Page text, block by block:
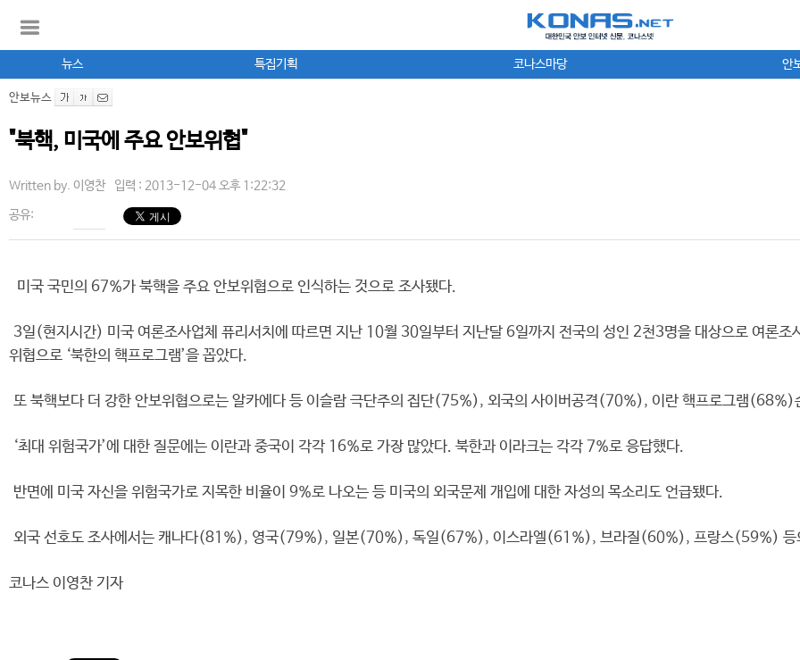
뉴스 특집기획 코나스마당 안
안보뉴스
"북핵, 미국에 주요 안보위협"
Written by. 이영찬 입력 : 2013-12-04 오후 1:22:32
공유:
미국 국민의 67%가 북핵을 주요 안보위협으로 인식하는 것으로 조사됐다.
3일(현지시간) 미국 여론조사업체 퓨리서치에 따르면 지난 10월 30일부터 지난달 6일까지 전국의 성인 2천3명을 대상으로 여론
위협으로 ‘북한의 핵프로그램’을 꼽았다.
또 북핵보다 더 강한 안보위협으로는 알카에다 등 이슬람 극단주의 집단(75%), 외국의 사이버공격(70%), 이란 핵프로그램(68%)
‘최대 위험국가’에 대한 질문에는 이란과 중국이 각각 16%로 가장 많았다. 북한과 이라크는 각각 7%로 응답했다.
반면에 미국 자신을 위험국가로 지목한 비율이 9%로 나오는 등 미국의 외국문제 개입에 대한 자성의 목소리도 언급됐다.
외국 선호도 조사에서는 캐나다(81%), 영국(79%), 일본(70%), 독일(67%), 이스라엘(61%), 브라질(60%), 프랑스(59%) 등
코나스 이영찬 기자